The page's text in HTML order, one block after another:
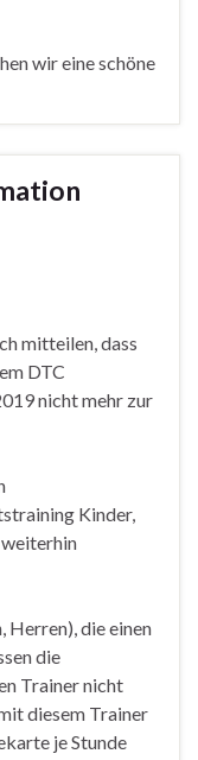
wir eine schöne
mitteilen, dass
DTC
nicht mehr zur
Kinder,
weiterhin
Herren), die einen
die
Trainer nicht
diesem Trainer
je Stunde